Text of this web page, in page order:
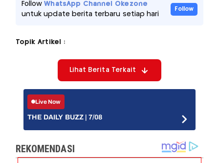
FollowWhatsApp Channel Okezone
untuk update berita terbaru setiap hari
Follow
Topik Artikel :
Lihat Berita Terkait
Live Now
THE DAILY BUZZ | 7/08